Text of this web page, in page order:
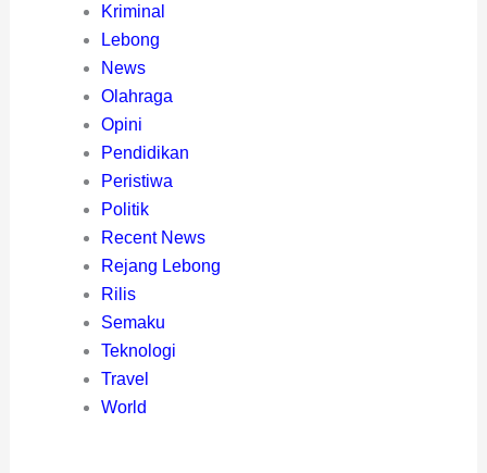
Kriminal
Lebong
News
Olahraga
Opini
Pendidikan
Peristiwa
Politik
Recent News
Rejang Lebong
Rilis
Semaku
Teknologi
Travel
World